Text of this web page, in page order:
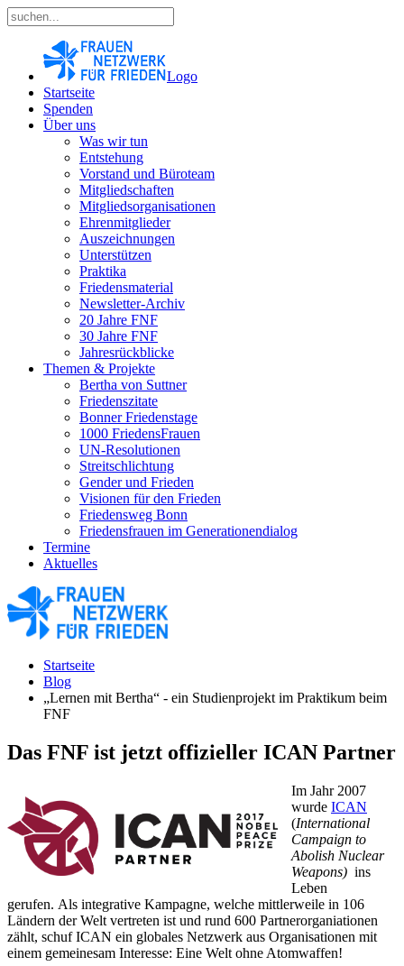
Logo
Startseite
Spenden
Über uns
Was wir tun
Entstehung
Vorstand und Büroteam
Mitgliedschaften
Mitgliedsorganisationen
Ehrenmitglieder
Auszeichnungen
Unterstützen
Praktika
Friedensmaterial
Newsletter-Archiv
20 Jahre FNF
30 Jahre FNF
Jahresrückblicke
Themen & Projekte
Bertha von Suttner
Friedenszitate
Bonner Friedenstage
1000 FriedensFrauen
UN-Resolutionen
Streitschlichtung
Gender und Frieden
Visionen für den Frieden
Friedensweg Bonn
Friedensfrauen im Generationendialog
Termine
Aktuelles
Startseite
Blog
„Lernen mit Bertha“ - ein Studienprojekt im Praktikum beim
FNF
Das FNF ist jetzt offizieller ICAN Partner
Im Jahr 2007
wurde ICAN
(International
Campaign to
Abolish Nuclear
Weapons) ins
Leben
gerufen. Als integrative Kampagne, welche mittlerweile in 106
Ländern der Welt vertreten ist und rund 600 Partnerorganiationen
zählt, schuf ICAN ein globales Netzwerk aus Organisationen mit
einem gemeinesam Interesse: Eine Welt ohne Atomwaffen!